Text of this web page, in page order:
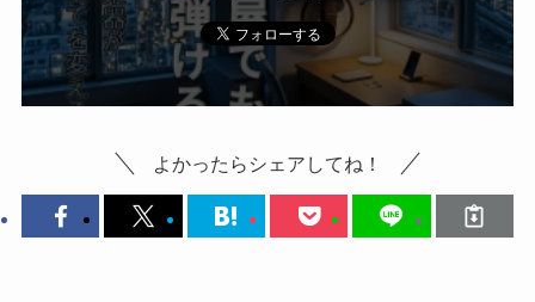
よかったらシェアしてね！